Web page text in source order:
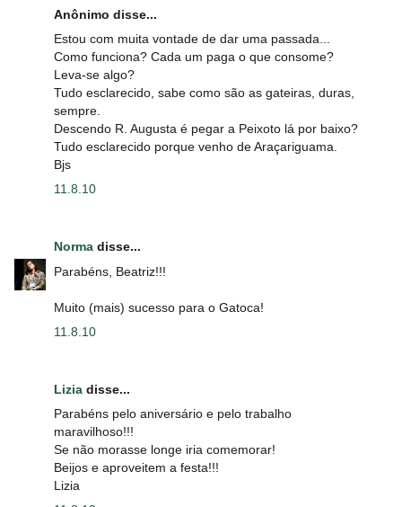
Anônimo disse...
Estou com muita vontade de dar uma passada...
Como funciona? Cada um paga o que consome?
Leva-se algo?
Tudo esclarecido, sabe como são as gateiras, duras,
sempre.
Descendo R. Augusta é pegar a Peixoto lá por baixo?
Tudo esclarecido porque venho de Araçariguama.
Bjs
11.8.10
Norma disse...
Parabéns, Beatriz!!!
Muito (mais) sucesso para o Gatoca!
11.8.10
Lizia disse...
Parabéns pelo aniversário e pelo trabalho
maravilhoso!!!
Se não morasse longe iria comemorar!
Beijos e aproveitem a festa!!!
Lizia